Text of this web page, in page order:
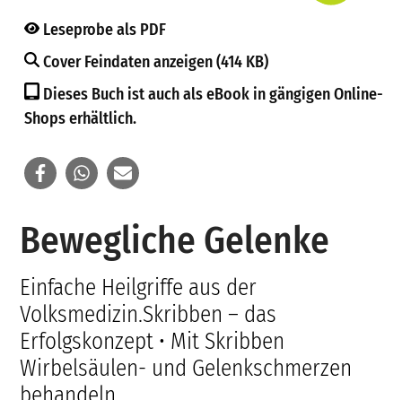
Leseprobe als PDF
Cover Feindaten anzeigen (414 KB)
Dieses Buch ist auch als eBook in gängigen Online-
Shops erhältlich.
Bewegliche Gelenke
Einfache Heilgriffe aus der
Volksmedizin.Skribben – das
Erfolgskonzept • Mit Skribben
Wirbelsäulen- und Gelenkschmerzen